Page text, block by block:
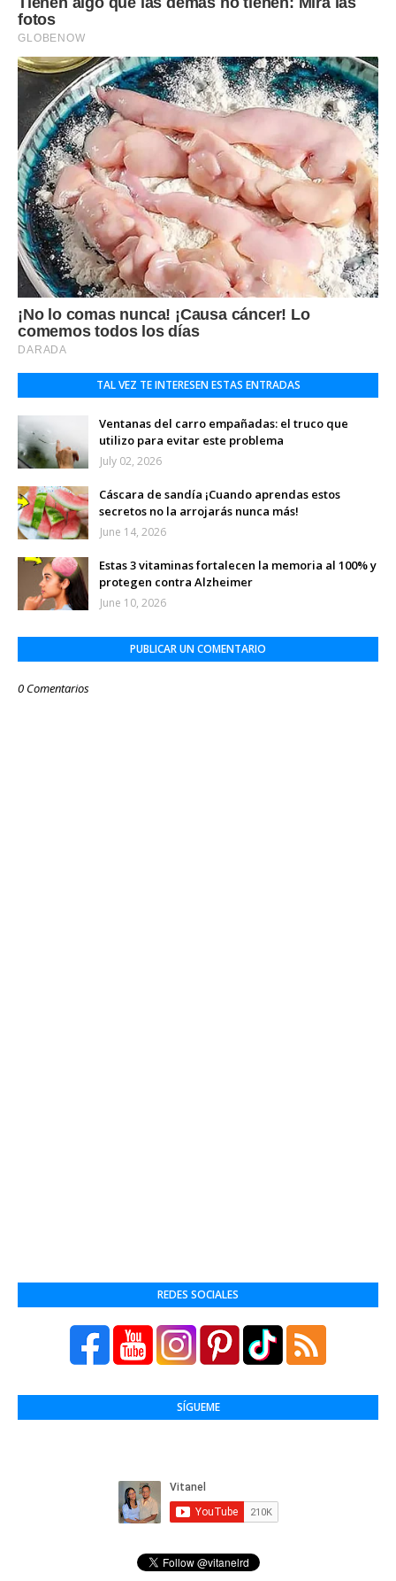
TAL VEZ TE INTERESEN ESTAS ENTRADAS
Ventanas del carro empañadas: el truco que
utilizo para evitar este problema
July 02, 2026
Cáscara de sandía ¡Cuando aprendas estos
secretos no la arrojarás nunca más!
June 14, 2026
Estas 3 vitaminas fortalecen la memoria al 100% y
protegen contra Alzheimer
June 10, 2026
PUBLICAR UN COMENTARIO
0 Comentarios
REDES SOCIALES
SÍGUEME